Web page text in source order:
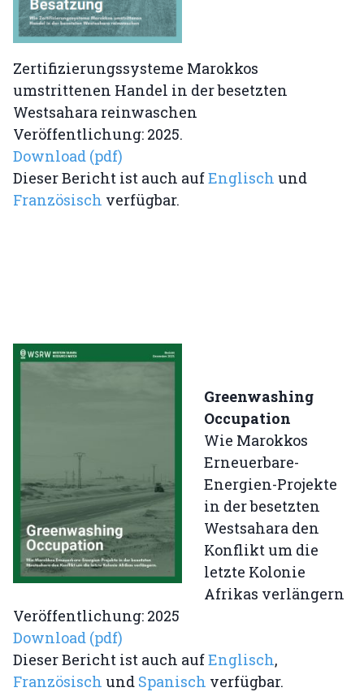
Zertifizierungssysteme Marokkos
umstrittenen Handel in der besetzten
Westsahara reinwaschen
Veröffentlichung: 2025.
Download (pdf)
Dieser Bericht ist auch aufEnglisch und
Französisch verfügbar.
Greenwashing
Occupation
Wie Marokkos
Erneuerbare-
Energien-Projekte
in der besetzten
Westsahara den
Konflikt um die
letzte Kolonie
Afrikas verlängern
Veröffentlichung: 2025
Download (pdf)
Dieser Bericht ist auch aufEnglisch,
Französisch und Spanisch verfügbar.